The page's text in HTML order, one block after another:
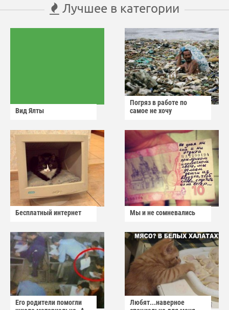
Лучшее в категории
Вид Ялты
Погряз в работе по
самое не хочу
Бесплатный интернет Мы и не сомневались
Его родители помогли
Любят...наверное